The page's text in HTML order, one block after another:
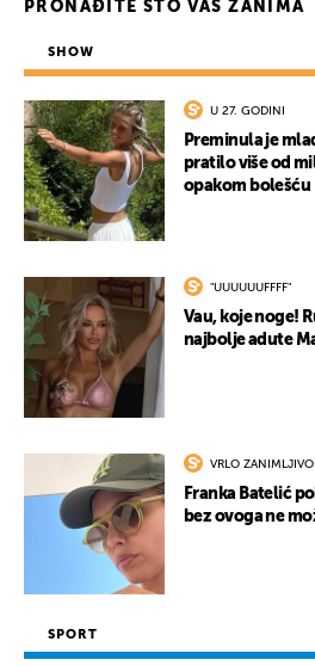
PRONAĐITE ŠTO VAS ZANIMA
SHOW
U 27. GODINI
Preminula je
pratilo više od
opakom bolešću
"UUUUUUFFFF"
Vau, koje noge!
najbolje adute
VRLO ZANIMLJIVO!
Franka Batelić
bez ovoga ne
SPORT